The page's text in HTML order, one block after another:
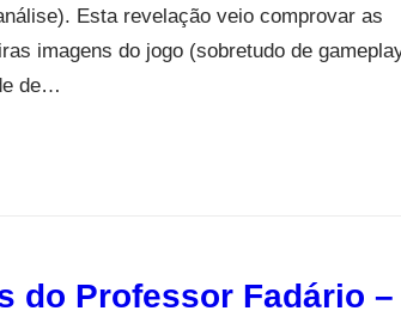
Esta revelação veio comprovar as
imagens do jogo (sobretudo de
de…
do Professor Fadário –